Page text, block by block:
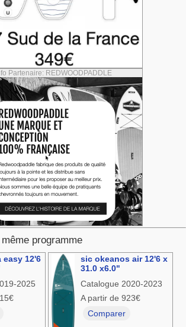
Partenaire: REDWOODPADDLE
programme
easy 12'6
2025
sic okeanos air 12'6 x
31.0 x6.0"
Catalogue 2020-2023
A partir de 923€
Comparer